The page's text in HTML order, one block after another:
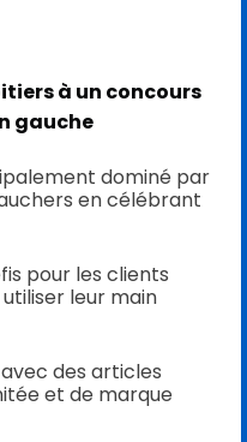
à un concours
gauche
dominé par
en célébrant
pour les clients
leur main
des articles
et de marque